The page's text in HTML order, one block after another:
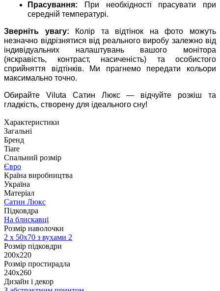
Прасування: При необхідності прасувати при
середній температурі.
Зверніть увагу: Колір та відтінок на фото можуть
незначно відрізнятися від реального виробу залежно від
індивідуальних налаштувань вашого монітора
(яскравість, контраст, насиченість) та особистого
сприйняття відтінків. Ми прагнемо передати кольори
максимально точно.
Обирайте Viluta Сатин Люкс — відчуйте розкіш та
гладкість, створену для ідеального сну!
Характеристики
Загальні
Бренд
Tiare
Спальний розмір
Євро
Країна виробництва
Україна
Матеріал
Сатин Люкс
Підковдра
На блискавці
Розмір наволочки
2 х 50х70 з вухами 2
Розмір підковдри
200х220
Розмір простирадла
240х260
Дизайн і декор